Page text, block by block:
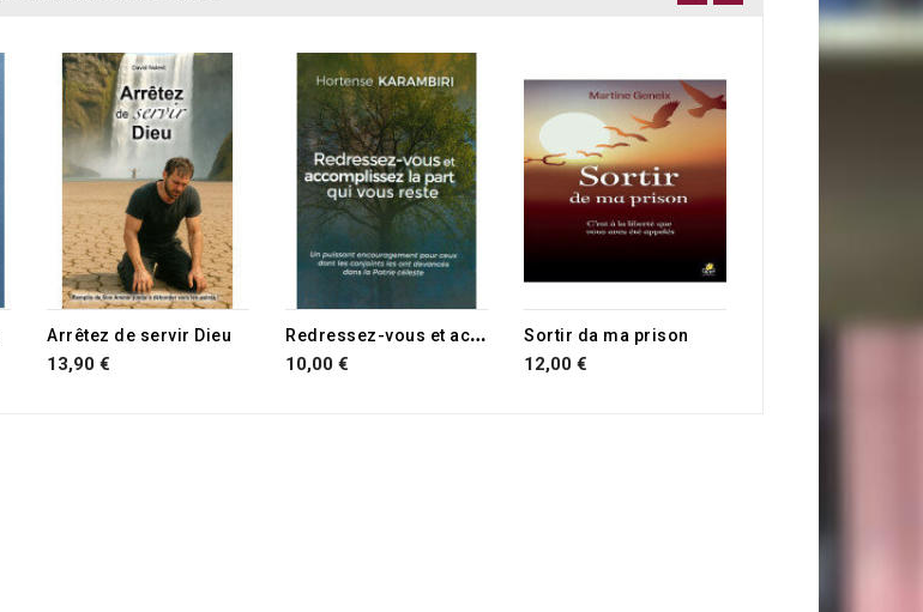
Arrêtez de servir Dieu
13,90 €
R
edressez-vous et accomplissez la part qui vous reste
10,00 €
Sortir da ma prison
12,00 €